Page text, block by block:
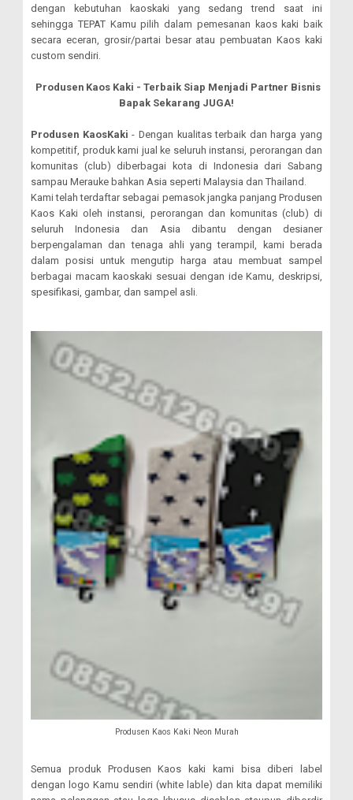
dengan kebutuhan kaoskaki yang sedang trend saat ini
sehingga TEPAT Kamu pilih dalam pemesanan kaos kaki baik
secara eceran, grosir/partai besar atau pembuatan Kaos kaki
custom sendiri.
Produsen Kaos Kaki - Terbaik Siap Menjadi Partner Bisnis
Bapak Sekarang JUGA!
Produsen KaosKaki - Dengan kualitas terbaik dan harga yang
kompetitif, produk kami jual ke seluruh instansi, perorangan dan
komunitas (club) diberbagai kota di Indonesia dari Sabang
sampau Merauke bahkan Asia seperti Malaysia dan Thailand.
Kami telah terdaftar sebagai pemasok jangka panjang Produsen
Kaos Kaki oleh instansi, perorangan dan komunitas (club) di
seluruh Indonesia dan Asia dibantu dengan desianer
berpengalaman dan tenaga ahli yang terampil, kami berada
dalam posisi untuk mengutip harga atau membuat sampel
berbagai macam kaoskaki sesuai dengan ide Kamu, deskripsi,
spesifikasi, gambar, dan sampel asli.
Produsen Kaos Kaki Neon Murah
Semua produk Produsen Kaos kaki kami bisa diberi label
dengan logo Kamu sendiri (white lable) dan kita dapat memiliki